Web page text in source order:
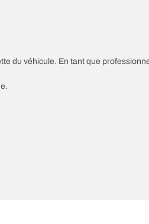
du véhicule. En tant que